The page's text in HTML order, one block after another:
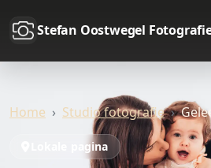
Stefan Oostwegel
Home Studio fotografie
Lokale pagina